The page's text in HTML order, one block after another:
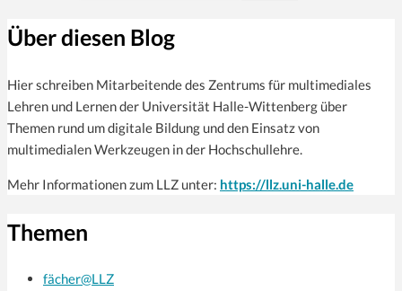
Über diesen Blog
Hier schreiben Mitarbeitende des Zentrums für multi­mediales
Lehren und Lernen der Universität Halle-Wittenberg über
Themen rund um digitale Bildung und den Einsatz von
multimedialen Werkzeugen in der Hochschullehre.
Mehr Informationen zum LLZ unter: https://llz.uni-halle.de
Themen
fächer@LLZ